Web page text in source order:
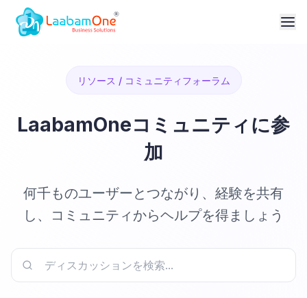
リソース / コミュニティフォーラム
LaabamOneコミュニティに参
加
何千ものユーザーとつながり、経験を共有
し、コミュニティからヘルプを得ましょう